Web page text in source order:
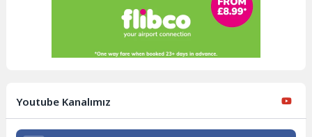
Youtube Kanalımız